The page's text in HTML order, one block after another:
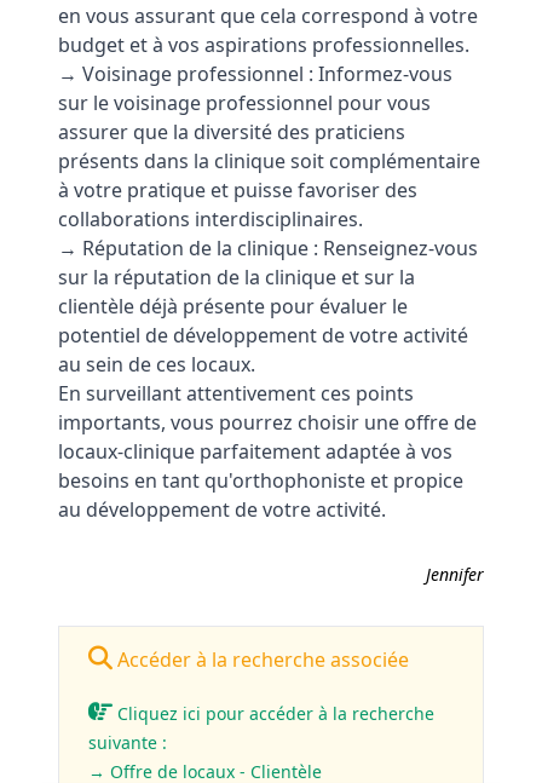
en vous assurant que cela correspond à votre
budget et à vos aspirations professionnelles.
→ Voisinage professionnel : Informez-vous
sur le voisinage professionnel pour vous
assurer que la diversité des praticiens
présents dans la clinique soit complémentaire
à votre pratique et puisse favoriser des
collaborations interdisciplinaires.
→ Réputation de la clinique : Renseignez-vous
sur la réputation de la clinique et sur la
clientèle déjà présente pour évaluer le
potentiel de développement de votre activité
au sein de ces locaux.
En surveillant attentivement ces points
importants, vous pourrez choisir une offre de
locaux-clinique parfaitement adaptée à vos
besoins en tant qu'orthophoniste et propice
au développement de votre activité.
Jennifer
Accéder à la recherche associée
Cliquez ici pour accéder à la recherche
suivante :
→ Offre de locaux - Clientèle